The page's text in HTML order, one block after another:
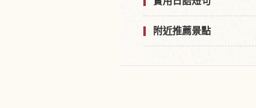
附近推薦景點